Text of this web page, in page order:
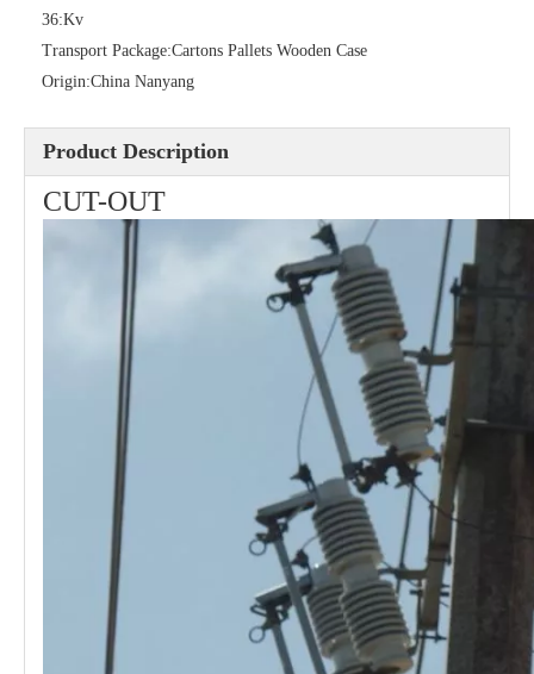
Polymer Fuse Cutout, Drop out Fuses 12 Kv 300A
36:Kv
Transport Package:Cartons Pallets Wooden Case
Origin:China Nanyang
Product Description
CUT-OUT